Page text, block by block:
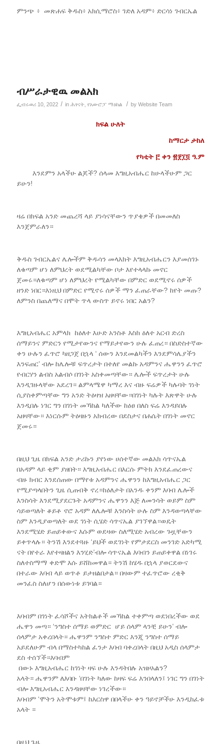
ምንጭ ፥ መጽሐፍ ቅዱስ፥ አክሲማሮስ፥ ገድለ አዳም፥ ድርሳነ ገብርኤል
ብሥራታዊዉ መልአክ
ፌብሩወሪ 10, 2022 / in ሕፃናት, የአውሮፓ ማዕከል / by Website Team
ክፍል ሁለት
ከማርታ ታከለ
የካቲት ፫ ቀን ፳፻፲፬ ዓ.ም
እንደምን አላችሁ ልጆች? ሰላመ እግዚአብሔር ከሁላችሁም ጋር
ይሁን!
ዛሬ በክፍል አንድ መጨረሻ ላይ ያነሳናቸውን ጥያቄዎች በመመለስ
እንጀምራለን።
ቅዱስ ገብርኤልና ሌሎችም ቅዱሳን መላእክት እግዚአብሔርን እያመሰገኑ
ለቁጣም ሆነ ለምህረት ወደሚልካቸው ቦታ እየተላላኩ መኖር
ጀመሩ።ለቁጣም ሆነ ለምህረት የሚልካቸው በምድር ወደሚኖሩ ሰዎች
ዘንድ ነበር።እነዚህ በምድር የሚኖሩ ሰዎች ማን ፈጠራቸው? ከየት መጡ?
ለምንስ በጨለማና በሞት ጥላ ውስጥ ይኖሩ ነበር አልን?
እግዚአብሔር አምላክ ከዕለተ እሁድ አንስቶ እስከ ዕለተ አርብ ድረስ
ሰማይንና ምድርን የሚታየውንና የማይታየውን ሁሉ ፈጠረ። በስድስተኛው
ቀን ሁሉን ፈጥሮ ካዘጋጀ በኋላ ‘ ሰውን እንደመልካችን እንደምሳሌያችን
እንፍጠር’ ብሎ ከሌሎቹ ፍጥረታት በተለየ መልኩ አዳምንና ሔዋንን ፈጥሮ
የብርሃን ልብስ አልብሶ በገነት አስቀመጣቸው። ሌሎች ፍጥረታት ሁሉ
እንዲገዙላቸው አደረገ። ልምላሜዋ ካማረ እና ብዙ ፍሬዎች ካሉባት ገነት
ሲያስቀምጣቸው ግን አንድ ትዕዛዝ አዘዛቸው።በገነት ካሉት እጽዋት ሁሉ
እንዲበሉ ነገር ግን በገነት መኻከል ካለችው ከዕፀ በለስ ፍሬ እንዳይበሉ
አዘዛቸው። እነርሱም ትዕዛዙን አክብረው በደስታና በሐሴት በገነት መኖር
ጀመሩ።
በዚህ ጊዜ በክፍል አንድ ታሪኩን ያየነው ሀሰተኛው መልአክ ሳጥናኤል
በአዳም ላይ ቂም ያዘበት። እግዚአብሔር በእርሱ ምትክ እንደፈጠረውና
ብዙ ክብር እንደሰጠው በማየቱ አዳምንና ሔዋንን ከእግዚአብሔር ጋር
የሚያጣላበትን ጊዜ ሲጠብቅ ኖረ።ከዕለታት በአንዱ ቀንም እባብ ሌሎች
እንስሳት እንደሚያደርጉት አዳምንና ሔዋንን እጅ ለመንሳት ወይም ስም
ሳይወጣለት ቆይቶ ኖሮ አዳም ለሌሎቹ እንስሳት ሁሉ ስም እንዳወጣላቸው
ስም እንዲያወጣለት ወደ ገነት ሲሄድ ሳጥናኤል ያገኘዋል።ወዴት
እንደሚሄድ ይጠይቀውና እሱም ወደዛው ስለሚሄድ አብረው ጉዟቸውን
ይቀጥላሉ። ትንሽ እንደተጓዙ ‘ይህች ወደገነት የምታደርስ መንገድ አድካሚ
ናት በየተራ እየተዛዘልን እንሂድ’ብሎ ሳጥናኤል እባብን ይጠይቀዋል በነገሩ
ስለተስማማ ቀድሞ እሱ ይሸከመዋል። ትንሽ ከሄዱ በኋላ ያወርደውና
በተራው እባብ ላይ ወጥቶ ይታዘልበታል። በዛውም ተፈጥሮው ረቂቅ
መንፈስ ስለሆን በሰውነቱ ይገባል።
እባብም በገነት ፈሳሾችና አትክልቶች መኻከል ተቀምጣ ወደነበረችው ወደ
ሔዋን መጣ። ‘ንግስተ ሰማይ ወምድር ሆይ ሰላም ላንቺ ይሁን’ ብሎ
ሰላምታ አቀረበላት። ሔዋንም ንግስተ ምድር እንጂ ንግስተ ሰማይ
አይደለሁም ብላ በማስተካከል ፈንታ እባብ ባቀረበላት በዚህ አዲስ ሰላምታ
ደስ ተሰኘች።እባብም
በውኑ እግዚአብሔር ከገነት ዛፍ ሁሉ እንዳትበሉ አዝዞአልን?
አላት። ሔዋንም ለእባቡ ‘በገነት ካለው ከዛፍ ፍሬ እንበላለን፤ ነገር ግን በገነት
ብሎ እግዚአብሔር እንዳዘዛቸው ነገረችው።
እባብም ‘ሞትን አትሞቱም፤ ከእርስዋ በበላችሁ ቀን ዓይኖቻችሁ እንዲከፈቱ
አላት ።
በዚህ ጌዜ